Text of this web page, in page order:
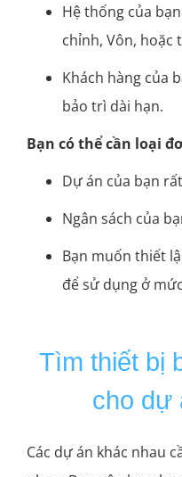
Hệ thống của
chỉnh, Vôn, hoặc
Khách hàng của
bảo trì dài hạn.
Bạn có thể cần loại
Dự án của bạn
Ngân sách của
Bạn muốn thiết
để sử dụng ở
Tìm thiết bị
cho dự
Các dự án khác nhau